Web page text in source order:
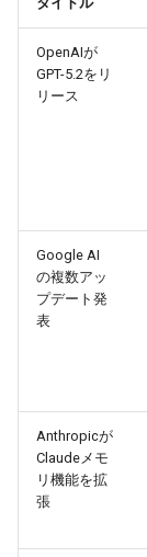
2026-07-10
2026-07-09
2026-07-06
2026-07-05
2026-07-03
2026-07-02
OpenAIが
GPT-5.2をリ
リース
Google AI
の複数アッ
プデート発
表
Anthropicが
Claudeメモ
リ機能を拡
張